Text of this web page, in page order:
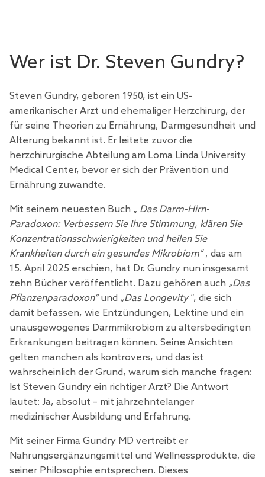
Wer ist Dr. Steven Gundry?
Steven Gundry, geboren 1950, ist ein US-
amerikanischer Arzt und ehemaliger Herzchirurg, der
für seine Theorien zu Ernährung, Darmgesundheit und
Alterung bekannt ist. Er leitete zuvor die
herzchirurgische Abteilung am Loma Linda University
Medical Center, bevor er sich der Prävention und
Ernährung zuwandte.
Mit seinem neuesten Buch „ Das Darm-Hirn-
Paradoxon: Verbessern Sie Ihre Stimmung, klären Sie
Konzentrationsschwierigkeiten und heilen Sie
Krankheiten durch ein gesundes Mikrobiom“, das am
15. April 2025 erschien, hat Dr. Gundry nun insgesamt
zehn Bücher veröffentlicht. Dazu gehören auch „Das
Pflanzenparadoxon“und „Das Longevity“, die sich
damit befassen, wie Entzündungen, Lektine und ein
unausgewogenes Darmmikrobiom zu altersbedingten
Erkrankungen beitragen können. Seine Ansichten
gelten manchen als kontrovers, und das ist
wahrscheinlich der Grund, warum sich manche fragen:
Ist Steven Gundry ein richtiger Arzt? Die Antwort
lautet: Ja, absolut – mit jahrzehntelanger
medizinischer Ausbildung und Erfahrung.
Mit seiner Firma Gundry MD vertreibt er
Nahrungsergänzungsmittel und Wellnessprodukte, die
seiner Philosophie entsprechen. Dieses